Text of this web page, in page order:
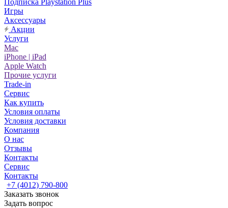
Подписка Playstation Plus
Игры
Аксессуары
Акции
Услуги
Mac
iPhone | iPad
Apple Watch
Прочие услуги
Trade-in
Сервис
Как купить
Условия оплаты
Условия доставки
Компания
О нас
Отзывы
Контакты
Сервис
Контакты
+7 (4012) 790-800
Заказать звонок
Задать вопрос